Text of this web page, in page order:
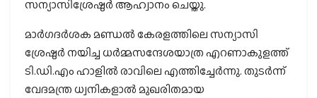
സന്യാസിശ്രേഷ്ഠർ ആഹ്വാനം ചെയ്തു.
മാർഗദർശക മണ്ഡൽ കേരളത്തിലെ സന്യാസി
ശ്രേഷ്ഠർ നയിച്ച ധർമ്മസന്ദേശയാത്ര എറണാകുളത്ത്
ടി.ഡി.എം ഹാളിൽ രാവിലെ എത്തിച്ചേർന്നു. തുടർന്ന്
വേദമന്ത്ര ധ്വനികളാൽ മുഖരിതമായ